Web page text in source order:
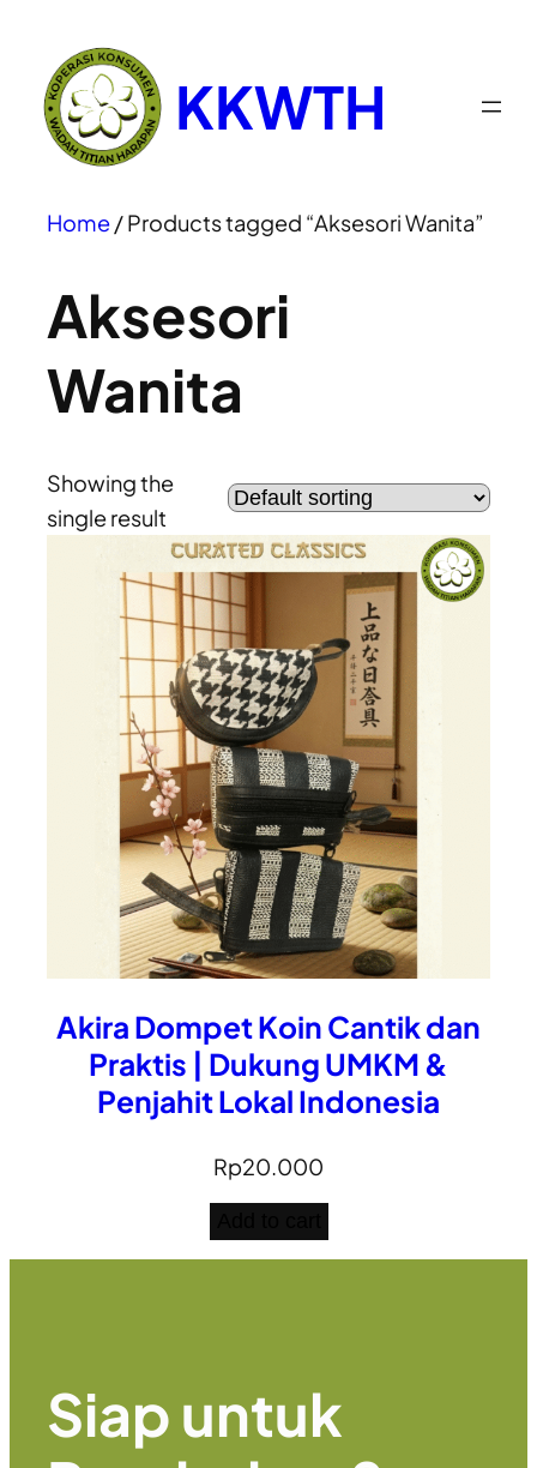
KKWTH
Home/ Products tagged “Aksesori Wanita”
Aksesori
Wanita
Showing the
single result
Akira Dompet Koin Cantik dan
Praktis | Dukung UMKM &
Penjahit Lokal Indonesia
Rp20.000
Siap untuk